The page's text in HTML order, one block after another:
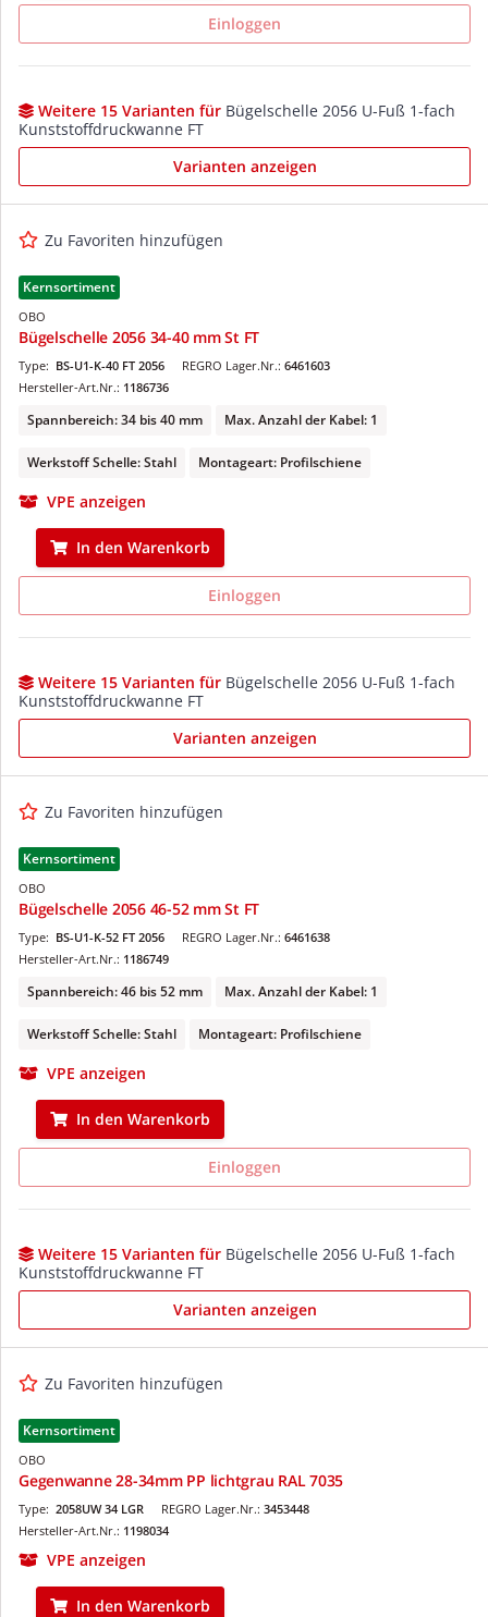
Einloggen
Weitere 15 Varianten für Bügelschelle 2056 U-Fuß 1-fach
Kunststoffdruckwanne FT
Varianten anzeigen
Zu Favoriten hinzufügen
Kernsortiment
OBO
Bügelschelle 2056 34-40 mm St FT
REGRO Lager.Nr.: 6461603
Type: BS-U1-K-40 FT 2056
Hersteller-Art.Nr.: 1186736
Spannbereich: 34 bis 40 mm Max. Anzahl der Kabel: 1
Werkstoff Schelle: Stahl Montageart: Profilschiene
VPE anzeigen
In den Warenkorb
Einloggen
Weitere 15 Varianten für Bügelschelle 2056 U-Fuß 1-fach
Kunststoffdruckwanne FT
Varianten anzeigen
Zu Favoriten hinzufügen
Kernsortiment
OBO
Bügelschelle 2056 46-52 mm St FT
REGRO Lager.Nr.: 6461638
Type: BS-U1-K-52 FT 2056
Hersteller-Art.Nr.: 1186749
Spannbereich: 46 bis 52 mm Max. Anzahl der Kabel: 1
Werkstoff Schelle: Stahl Montageart: Profilschiene
VPE anzeigen
In den Warenkorb
Einloggen
Weitere 15 Varianten für Bügelschelle 2056 U-Fuß 1-fach
Kunststoffdruckwanne FT
Varianten anzeigen
Zu Favoriten hinzufügen
Kernsortiment
OBO
Gegenwanne 28-34mm PP lichtgrau RAL 7035
REGRO Lager.Nr.: 3453448
Type: 2058UW 34 LGR
Hersteller-Art.Nr.: 1198034
VPE anzeigen
In den Warenkorb